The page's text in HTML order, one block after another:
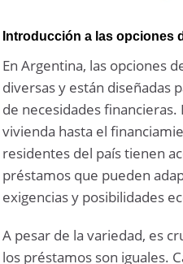
Introducción a las opciones
En Argentina, las opciones
diversas y están diseñadas
de necesidades
vivienda hasta el
residentes del país tienen
préstamos que pueden
exigencias y posibilidades
A pesar de la variedad, es
los préstamos son iguales.